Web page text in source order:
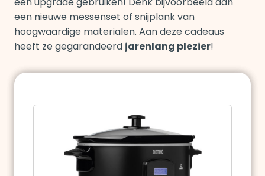
een nieuwe messenset of snijplank van
hoogwaardige materialen. Aan deze cadeaus
heeft ze gegarandeerd jarenlang plezier!